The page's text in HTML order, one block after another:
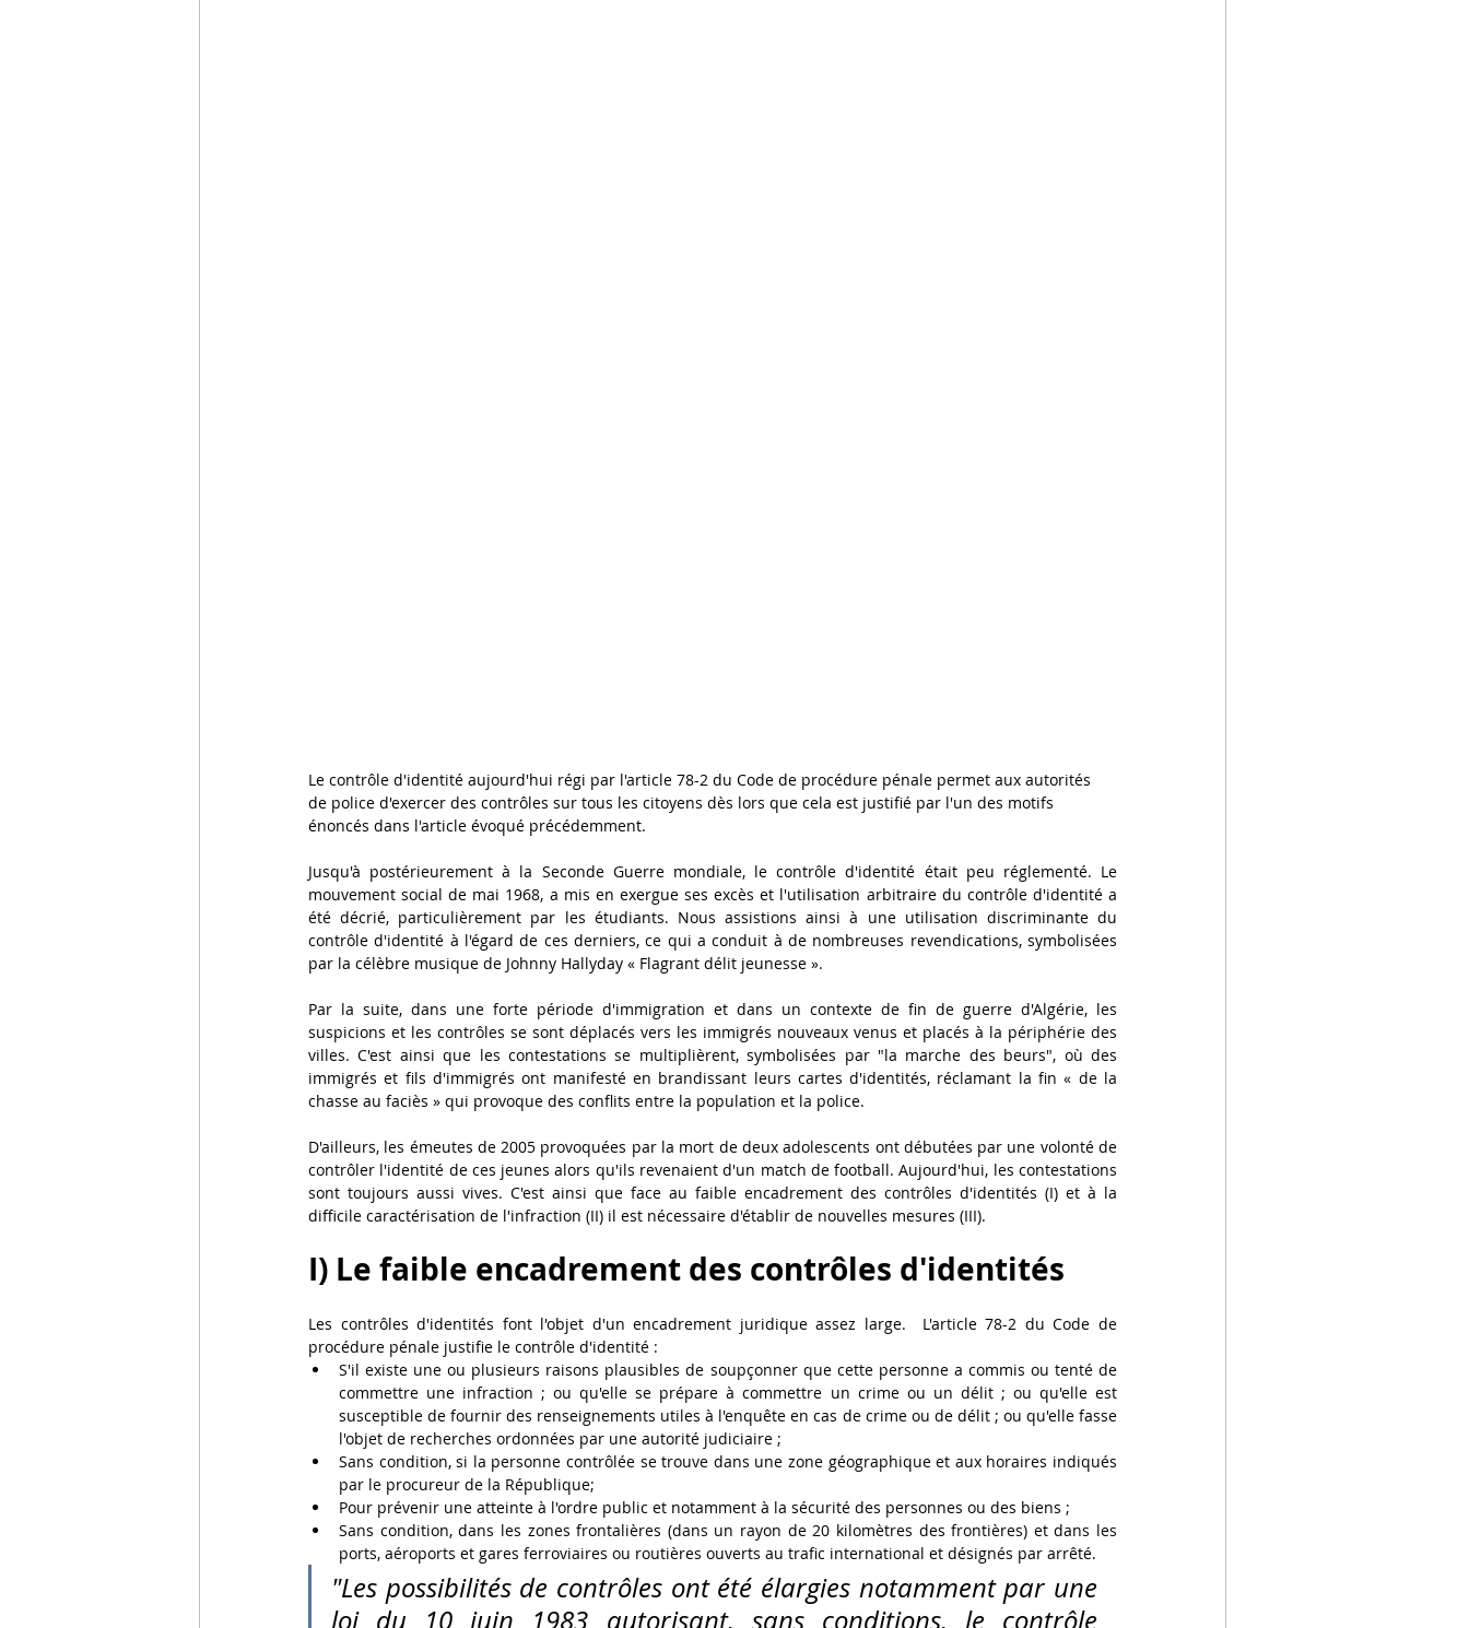
Le contrôle d'identité aujourd'hui régi par l'article 78-2 du Code de procédure pénale permet aux autorités
de police d'exercer des contrôles sur tous les citoyens dès lors que cela est justifié par l'un des motifs
énoncés dans l'article évoqué précédemment.
Jusqu'à postérieurement à la Seconde Guerre mondiale, le contrôle d'identité était peu réglementé. Le
mouvement social de mai 1968, a mis en exergue ses excès et l'utilisation arbitraire du contrôle d'identité a
été décrié, particulièrement par les étudiants. Nous assistions ainsi à une utilisation discriminante du
contrôle d'identité à l'égard de ces derniers, ce qui a conduit à de nombreuses revendications, symbolisées
par la célèbre musique de Johnny Hallyday « Flagrant délit jeunesse ».
Par la suite, dans une forte période d'immigration et dans un contexte de fin de guerre d'Algérie, les
suspicions et les contrôles se sont déplacés vers les immigrés nouveaux venus et placés à la périphérie des
villes. C'est ainsi que les contestations se multiplièrent, symbolisées par "la marche des beurs", où des
immigrés et fils d'immigrés ont manifesté en brandissant leurs cartes d'identités, réclamant la fin « de la
chasse au faciès » qui provoque des conflits entre la population et la police.
D'ailleurs, les émeutes de 2005 provoquées par la mort de deux adolescents ont débutées par une volonté de
contrôler l'identité de ces jeunes alors qu'ils revenaient d'un match de football. Aujourd'hui, les contestations
sont toujours aussi vives. C'est ainsi que face au faible encadrement des contrôles d'identités (I) et à la
difficile caractérisation de l'infraction (II) il est nécessaire d'établir de nouvelles mesures (III).
I) Le faible encadrement des contrôles d'identités
Les contrôles d'identités font l'objet d'un encadrement juridique assez large.  L'article 78-2 du Code de
procédure pénale justifie le contrôle d'identité :
S'il existe une ou plusieurs raisons plausibles de soupçonner que cette personne a commis ou tenté de
commettre une infraction ; ou qu'elle se prépare à commettre un crime ou un délit ; ou qu'elle est
susceptible de fournir des renseignements utiles à l'enquête en cas de crime ou de délit ; ou qu'elle fasse
l'objet de recherches ordonnées par une autorité judiciaire ;
Sans condition, si la personne contrôlée se trouve dans une zone géographique et aux horaires indiqués
par le procureur de la République;
Pour prévenir une atteinte à l'ordre public et notamment à la sécurité des personnes ou des biens ;
Sans condition, dans les zones frontalières (dans un rayon de 20 kilomètres des frontières) et dans les
ports, aéroports et gares ferroviaires ou routières ouverts au trafic international et désignés par arrêté.
"Les possibilités de contrôles ont été élargies notamment par une
loi du 10 juin 1983 autorisant, sans conditions, le contrôle